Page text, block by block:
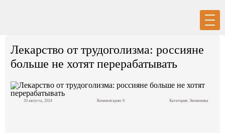
Лекарство от трудоголизма: россияне
больше не хотят перерабатывать
20 августа, 2024 Комментарии: 0 Категория: Экономика